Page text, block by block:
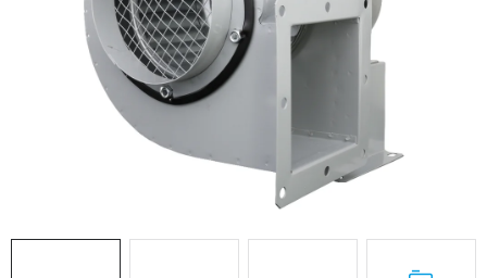
ZVLHČOVAČE VZDUCHU PRŮMYSLOVÉ
NAHŘÍVACÍ POLŠTÁŘEK S LÁVOVÝM PÍSKEM
Rady a tipy